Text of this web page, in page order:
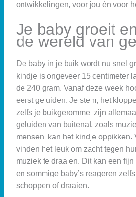
ontwikkelingen, voor jou én voor
Je baby groeit
de wereld van
De baby in je buik wordt nu snel
kindje is ongeveer 15 centimeter
de 240 gram. Vanaf deze week
eerst geluiden. Je stem, het
zelfs je buikgerommel zijn
geluiden van buitenaf, zoals
mensen, kan het kindje oppikken.
vinden het leuk om zacht tegen
muziek te draaien. Dit kan een
en sommige baby’s reageren
schoppen of draaien.